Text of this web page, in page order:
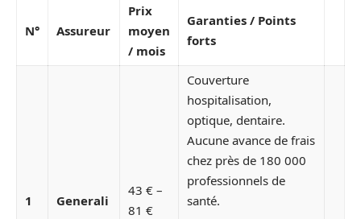
N° Assureur
Prix
moyen
/ mois
Garanties / Points
forts
1 Generali
43 € –
81 €
Couverture
hospitalisation,
optique, dentaire.
Aucune avance de frais
chez près de 180 000
professionnels de
santé.